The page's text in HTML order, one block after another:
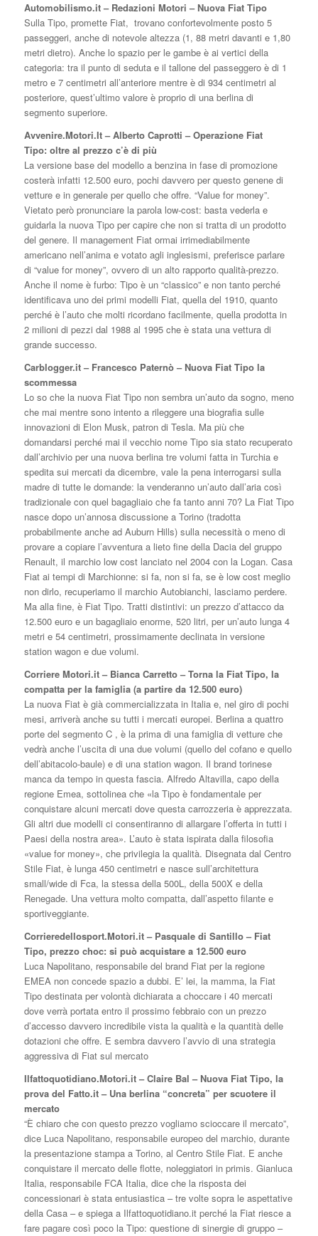
Automobilismo.it – Redazioni Motori – Nuova Fiat Tipo
Sulla Tipo, promette Fiat, trovano confortevolmente posto 5
passeggeri, anche di notevole altezza (1, 88 metri davanti e 1,80
metri dietro). Anche lo spazio per le gambe è ai vertici della
categoria: tra il punto di seduta e il tallone del passeggero è di 1
metro e 7 centimetri all’anteriore mentre è di 934 centimetri al
posteriore, quest’ultimo valore è proprio di una berlina di
segmento superiore.
Avvenire.Motori.It – Alberto Caprotti – Operazione Fiat
Tipo: oltre al prezzo c’è di più
La versione base del modello a benzina in fase di promozione
costerà infatti 12.500 euro, pochi davvero per questo genene di
vetture e in generale per quello che offre. “Value for money”.
Vietato però pronunciare la parola low-cost: basta vederla e
guidarla la nuova Tipo per capire che non si tratta di un prodotto
del genere. Il management Fiat ormai irrimediabilmente
americano nell’anima e votato agli inglesismi, preferisce parlare
di “value for money”, ovvero di un alto rapporto qualità-prezzo.
Anche il nome è furbo: Tipo è un “classico” e non tanto perché
identificava uno dei primi modelli Fiat, quella del 1910, quanto
perché è l’auto che molti ricordano facilmente, quella prodotta in
2 milioni di pezzi dal 1988 al 1995 che è stata una vettura di
grande successo.
Carblogger.it – Francesco Paternò – Nuova Fiat Tipo la
scommessa
Lo so che la nuova Fiat Tipo non sembra un’auto da sogno, meno
che mai mentre sono intento a rileggere una biografia sulle
innovazioni di Elon Musk, patron di Tesla. Ma più che
domandarsi perché mai il vecchio nome Tipo sia stato recuperato
dall’archivio per una nuova berlina tre volumi fatta in Turchia e
spedita sui mercati da dicembre, vale la pena interrogarsi sulla
madre di tutte le domande: la venderanno un’auto dall’aria così
tradizionale con quel bagagliaio che fa tanto anni 70? La Fiat Tipo
nasce dopo un’annosa discussione a Torino (tradotta
probabilmente anche ad Auburn Hills) sulla necessità o meno di
provare a copiare l’avventura a lieto fine della Dacia del gruppo
Renault, il marchio low cost lanciato nel 2004 con la Logan. Casa
Fiat ai tempi di Marchionne: si fa, non si fa, se è low cost meglio
non dirlo, recuperiamo il marchio Autobianchi, lasciamo perdere.
Ma alla fine, è Fiat Tipo. Tratti distintivi: un prezzo d’attacco da
12.500 euro e un bagagliaio enorme, 520 litri, per un’auto lunga 4
metri e 54 centimetri, prossimamente declinata in versione
station wagon e due volumi.
Corriere Motori.it – Bianca Carretto – Torna la Fiat Tipo, la
compatta per la famiglia (a partire da 12.500 euro)
La nuova Fiat è già commercializzata in Italia e, nel giro di pochi
mesi, arriverà anche su tutti i mercati europei. Berlina a quattro
porte del segmento C , è la prima di una famiglia di vetture che
vedrà anche l’uscita di una due volumi (quello del cofano e quello
dell’abitacolo-baule) e di una station wagon. Il brand torinese
manca da tempo in questa fascia. Alfredo Altavilla, capo della
regione Emea, sottolinea che «la Tipo è fondamentale per
conquistare alcuni mercati dove questa carrozzeria è apprezzata.
Gli altri due modelli ci consentiranno di allargare l’offerta in tutti i
Paesi della nostra area». L’auto è stata ispirata dalla filosofia
«value for money», che privilegia la qualità. Disegnata dal Centro
Stile Fiat, è lunga 450 centimetri e nasce sull’architettura
small/wide di Fca, la stessa della 500L, della 500X e della
Renegade. Una vettura molto compatta, dall’aspetto filante e
sportiveggiante.
Corrieredellosport.Motori.it – Pasquale di Santillo – Fiat
Tipo, prezzo choc: si può acquistare a 12.500 euro
Luca Napolitano, responsabile del brand Fiat per la regione
EMEA non concede spazio a dubbi. E’ lei, la mamma, la Fiat
Tipo destinata per volontà dichiarata a choccare i 40 mercati
dove verrà portata entro il prossimo febbraio con un prezzo
d’accesso davvero incredibile vista la qualità e la quantità delle
dotazioni che offre. E sembra davvero l’avvio di una strategia
aggressiva di Fiat sul mercato
Ilfattoquotidiano.Motori.it – Claire Bal – Nuova Fiat Tipo, la
prova del Fatto.it – Una berlina “concreta” per scuotere il
mercato
“È chiaro che con questo prezzo vogliamo scioccare il mercato”,
dice Luca Napolitano, responsabile europeo del marchio, durante
la presentazione stampa a Torino, al Centro Stile Fiat. E anche
conquistare il mercato delle flotte, noleggiatori in primis. Gianluca
Italia, responsabile FCA Italia, dice che la risposta dei
concessionari è stata entusiastica – tre volte sopra le aspettative
della Casa – e spiega a Ilfattoquotidiano.it perché la Fiat riesce a
fare pagare così poco la Tipo: questione di sinergie di gruppo –